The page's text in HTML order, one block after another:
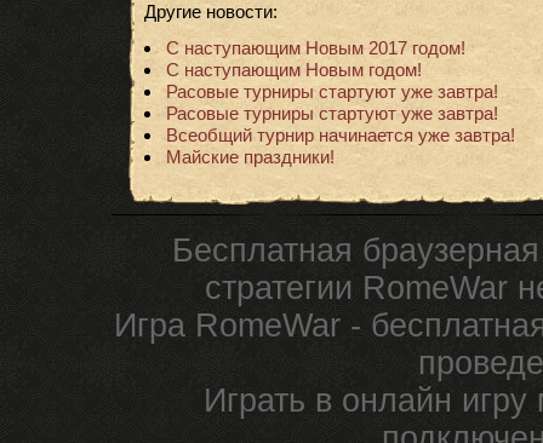
Другие новости:
С наступающим Новым 2017 годом!
С наступающим Новым годом!
Расовые турниры стартуют уже завтра!
Расовые турниры стартуют уже завтра!
Всеобщий турнир начинается уже завтра!
Майские праздники!
Бесплатная
стратегии RomeWar
Игра RomeWar -
Играть в онлайн